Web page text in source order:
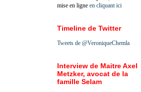
mise en ligne en cliquant ici
Timeline de Twitter
Tweets de @VeroniqueChemla
Interview de Maitre Axel
Metzker, avocat de la
famille Selam